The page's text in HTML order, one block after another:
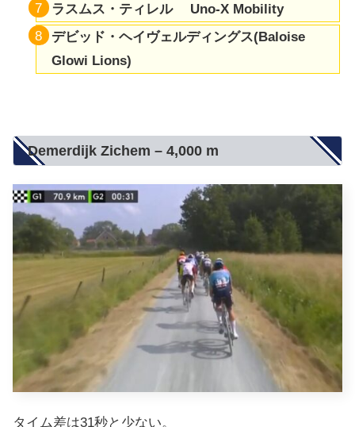
ラスムス・ティレル Uno-X Mobility
デビッド・ヘイヴェルディングス(Baloise
Glowi Lions)
Demerdijk Zichem – 4,000 m
タイム差は31秒と少ない。